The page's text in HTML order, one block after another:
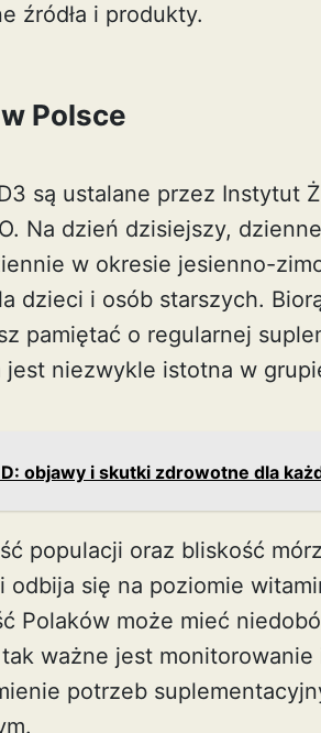
źródła i produkty.
Polsce
są ustalane przez Instytut
Na dzień dzisiejszy,
w okresie jesienno-
dzieci i osób starszych.
pamiętać o regularnej
jest niezwykle istotna w
objawy i skutki zdrowotne dla
populacji oraz bliskość
odbija się na poziomie
Polaków może mieć
ważne jest monitorowanie
potrzeb